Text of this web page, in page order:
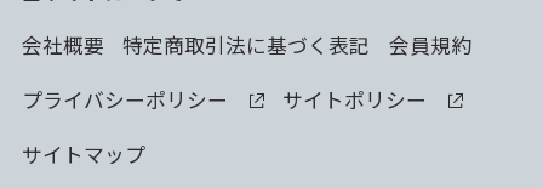
会社概要
特定商取引法に基づく表記
会員規約
プライバシーポリシー
サイトポリシー
サイトマップ